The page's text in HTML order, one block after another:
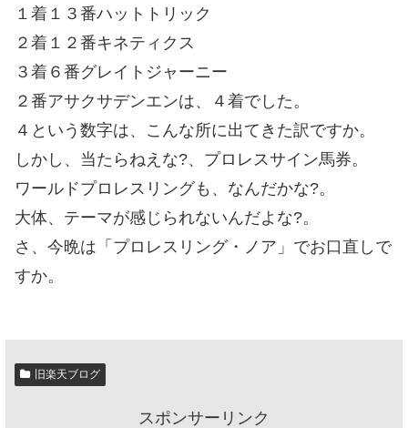
１着１３番ハットトリック
２着１２番キネティクス
３着６番グレイトジャーニー
２番アサクサデンエンは、４着でした。
４という数字は、こんな所に出てきた訳ですか。
しかし、当たらねえな?、プロレスサイン馬券。
ワールドプロレスリングも、なんだかな?。
大体、テーマが感じられないんだよな?。
さ、今晩は「プロレスリング・ノア」でお口直しで
すか。
旧楽天ブログ
スポンサーリンク